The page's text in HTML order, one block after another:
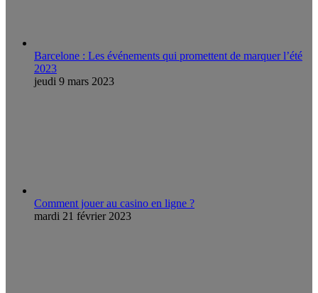
Barcelone : Les événements qui promettent de marquer l’été
2023
jeudi 9 mars 2023
Comment jouer au casino en ligne ?
mardi 21 février 2023